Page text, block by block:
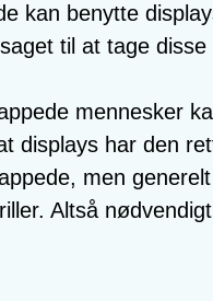
kan benytte
til at tage disse
mennesker
displays har den
men
Altså